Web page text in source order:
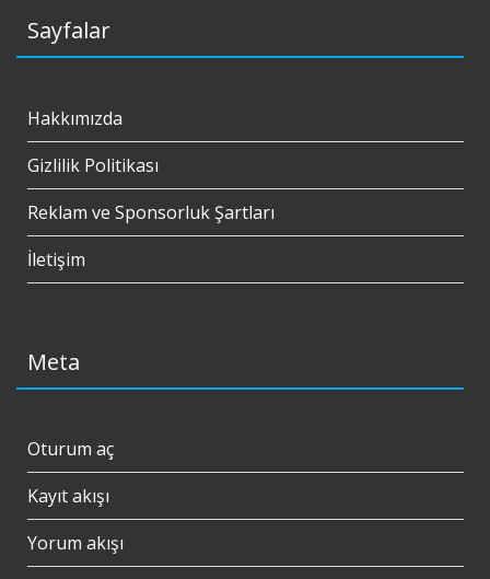
Sayfalar
Hakkımızda
Gizlilik Politikası
Reklam ve Sponsorluk Şartları
İletişim
Meta
Oturum aç
Kayıt akışı
Yorum akışı